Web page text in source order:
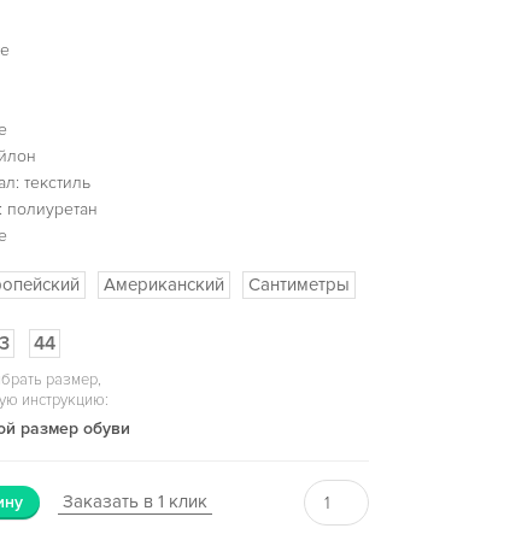
текстиль
Американский Сантиметры
44
размер,
инструкцию:
размер обуви
Заказать в 1 клик